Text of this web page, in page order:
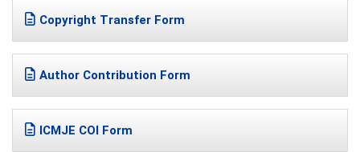
Copyright Transfer Form
Author Contribution Form
ICMJE COI Form